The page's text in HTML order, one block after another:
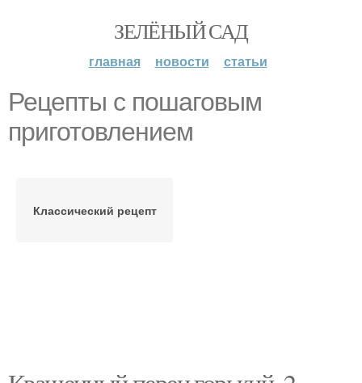
ЗЕЛЁНЫЙ САД
главная новости статьи
Рецепты с пошаговым
приготовлением
Классический рецепт